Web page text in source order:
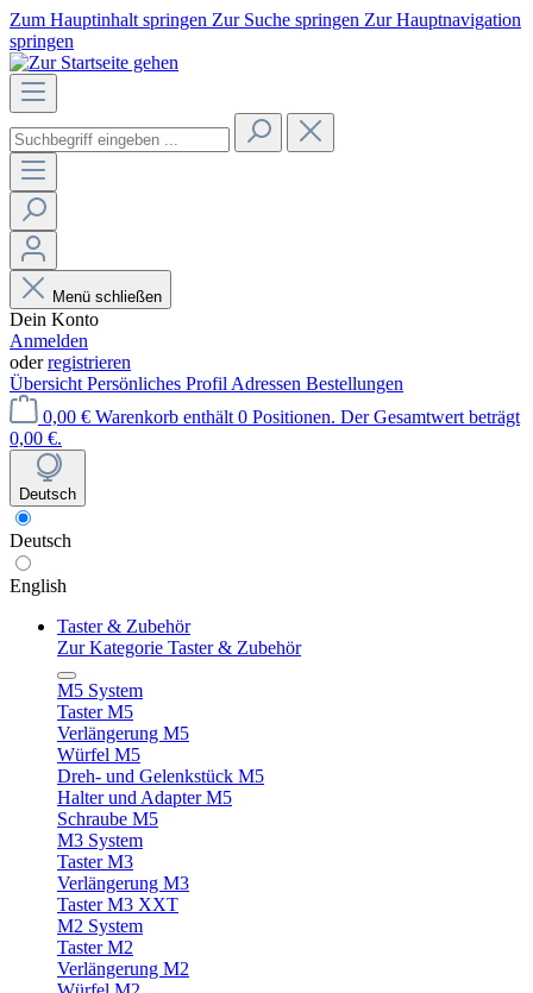
Zum Hauptinhalt springen Zur Suche springen Zur Hauptnavigation
springen
Menü schließen
Dein Konto
Anmelden
oderregistrieren
Übersicht Persönliches Profil Adressen Bestellungen
0,00 € Warenkorb enthält 0 Positionen. Der Gesamtwert beträgt
0,00 €.
Deutsch
Deutsch
English
Taster & Zubehör
Zur Kategorie Taster & Zubehör
M5 System
Taster M5
Verlängerung M5
Würfel M5
Dreh- und Gelenkstück M5
Halter und Adapter M5
Schraube M5
M3 System
Taster M3
Verlängerung M3
Taster M3 XXT
M2 System
Taster M2
Verlängerung M2